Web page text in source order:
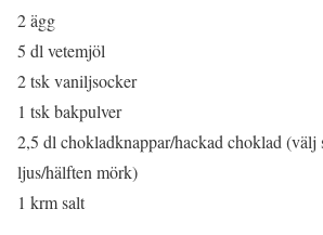
2 ägg
5 dl vetemjöl
2 tsk vaniljsocker
1 tsk bakpulver
2,5 dl chokladknappar/hackad choklad (välj
ljus/hälften mörk)
1 krm salt